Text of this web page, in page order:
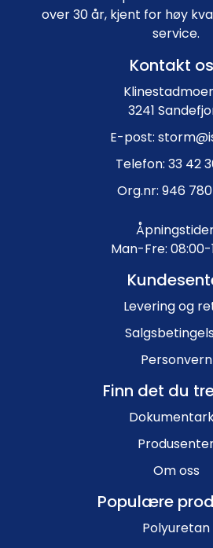
over 30 år, kjent for høy
service.
Kontakt
3241
E-post:
Telefon: 33 42
Org.nr: 946 780
Man-Fre: 08:00-
Levering og
Personvern
Finn det du
Om oss
Populære
Polyuretan